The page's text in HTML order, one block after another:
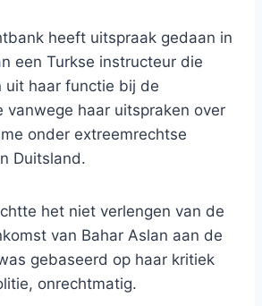
heeft uitspraak gedaan in
een Turkse instructeur die
uit haar functie bij de
vanwege haar uitspraken over
onder extreemrechtse
Duitsland.
het niet verlengen van de
van Bahar Aslan aan de
gebaseerd op haar kritiek
onrechtmatig.